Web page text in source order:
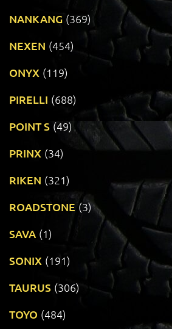
NANKANG (369)
NEXEN (454)
ONYX (119)
PIRELLI (688)
POINT S (49)
PRINX (34)
RIKEN (321)
ROADSTONE (3)
SAVA (1)
SONIX (191)
TAURUS (306)
TOYO (484)